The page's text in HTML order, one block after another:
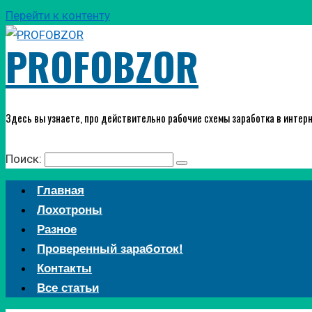
Перейти к контенту
PROFOBZOR
Здесь вы узнаете, про действительно рабочие схемы заработка в
Поиск:
Главная
Лохотроны
Разное
Проверенный заработок!
Контакты
Все статьи